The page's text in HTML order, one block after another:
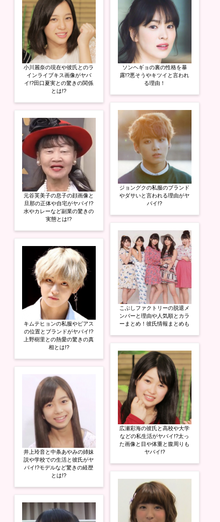
き
ま
す
)
小川麗奈の現在や彼氏とのラ
インライブキス画像がヤバ
イ!?田口夏実との驚きの関係
とは!?
元谷芙美子の息子の顔画像と
旦那の正体や自宅がヤバイ!?
水やカレーなど副業の驚きの
実態とは!?
キムテヒョンの私服やピアス
の位置とブランドがヤバイ!?
上野樹里との熱愛の驚きの真
相とは!?
井上玲音と中条あやみの姉妹
説や学校での生活と彼氏がヤ
バイ!?モデルなど驚きの経歴
とは!?
ソンヘギョの裏の性格を暴
露!?悪そうやキツイと言われ
る理由！
ジョングクの私服のブランド
やダサいと言われる理由がヤ
バイ!?
こぶしファクトリーの脱退メ
ンバーと理由や人気順とカラ
ーまとめ！彼氏情報まとめも
広瀬彩海の彼氏と高校や大学
などの私生活がヤバイ!?太っ
た画像と目や体重と腹周りも
ヤバイ!?